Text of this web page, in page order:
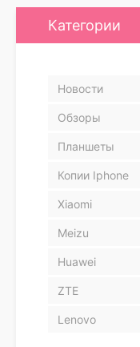
Категории
Новости
Обзоры
Планшеты
Копии Iphone
Xiaomi
Meizu
Huawei
ZTE
Lenovo